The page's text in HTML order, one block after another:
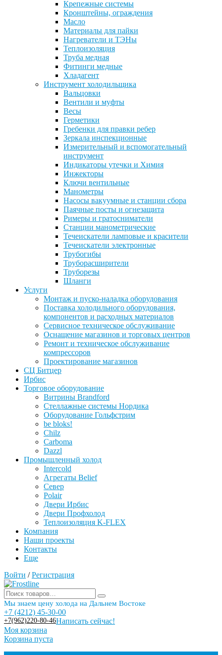
Крепежные системы
Кронштейны, ограждения
Масло
Материалы для пайки
Нагреватели и ТЭНы
Теплоизоляция
Труба медная
Фитинги медные
Хладагент
Инструмент холодильщика
Вальцовки
Вентили и муфты
Весы
Герметики
Гребенки для правки ребер
Зеркала инспекционные
Измерительный и вспомогательный
инструмент
Индикаторы утечки и Химия
Инжекторы
Ключи вентильные
Манометры
Насосы вакуумные и станции сбора
Паячные посты и огнезащита
Римеры и гратосниматели
Станции манометрические
Течеискатели ламповые и красители
Течеискатели электронные
Трубогибы
Труборасширители
Труборезы
Шланги
Услуги
Монтаж и пуско-наладка оборудования
Поставка холодильного оборудования,
компонентов и расходных материалов
Сервисное техническое обслуживание
Оснащение магазинов и торговых центров
Ремонт и техническое обслуживание
компрессоров
Проектирование магазинов
СЦ Битцер
Ирбис
Торговое оборудование
Витрины Brandford
Стеллажные системы Нордика
Оборудование Гольфстрим
be bloks!
Chilz
Carboma
Dazzl
Промышленный холод
Intercold
Агрегаты Belief
Север
Polair
Двери Ирбис
Двери Профхолод
Теплоизоляция K-FLEX
Компания
Наши проекты
Контакты
Еще
Войти / Регистрация
Мы знаем цену холода на Дальнем Востоке
+7 (4212) 45-30-00
+7(962)220-80-46Написать сейчас!
Моя корзина
Корзина пуста